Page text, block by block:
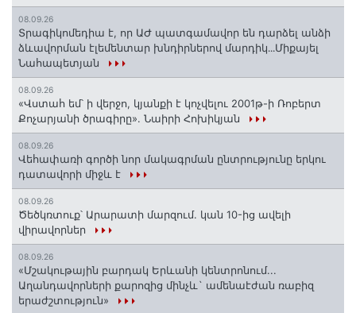
08.09.26
Տրագիկոմեդիա է, որ ԱԺ պատգամավոր են դարձել անձի
ձևավորման էլեմենտար խնդիրներով մարդիկ․․․Միքայել
Նահապետյան
08.09.26
«Վստահ եմ՝ ի վերջո, կյանքի է կոչվելու 2001թ-ի Ռոբերտ
Քոչարյանի ծրագիրը». Նաիրի Հոխիկյան
08.09.26
Վեհափառի գործի նոր մակագրման ընտրությունը երկու
դատավորի միջև է
08.09.26
Ծեծկռտուք՝ Արարատի մարզում. կան 10-ից ավելի
վիրավորներ
08.09.26
«Մշակութային բարդակ Երևանի կենտրոնում...
Աղանդավորների քարոզից մինչև` ամենաէժան ռաբիզ
երաժշտություն»